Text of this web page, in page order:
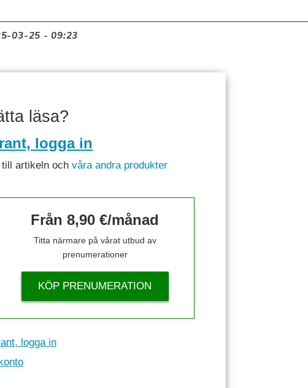
03-25 - 09:23
läsa?
logga in
till artikeln ochvåra andra produkter
Från 8,90 €/månad
Titta närmare på vårat utbud av
prenumerationer
KÖP PRENUMERATION
logga in